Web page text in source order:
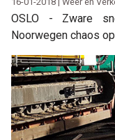
OSLO - Zware
Noorwegen chaos